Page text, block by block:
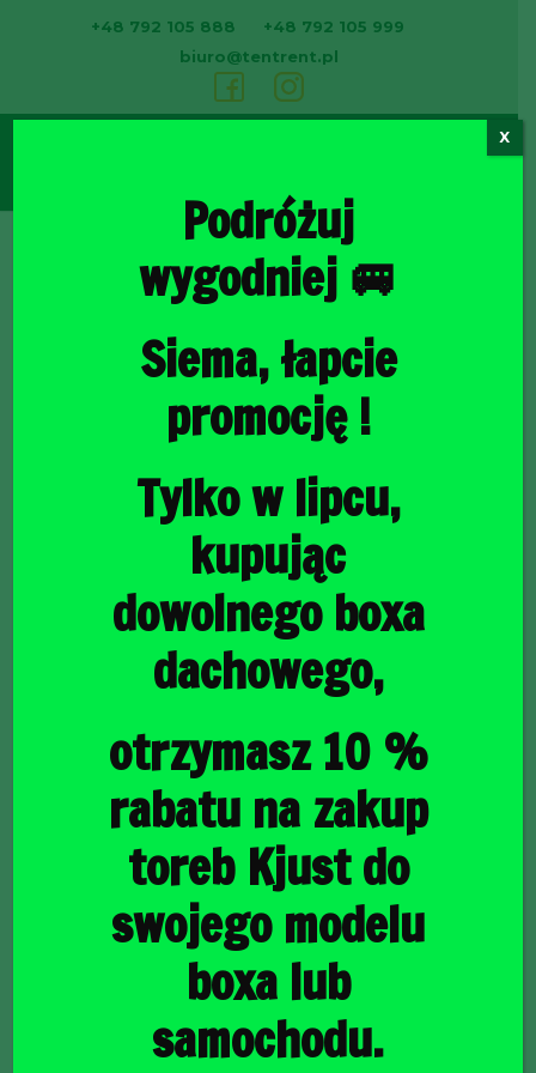
+48 792 105 888
+48 792 105 999
biuro@tentrent.pl
Torby do bagażnika
/ BMW 7 2008-2015 TORBY DO
BAGAŻNIKA 4 SZT
BMW 7 2008-2015
TORBY DO BAGAŻNIKA
4 SZT
1230,00zł
Podróżuj
wygodniej 🚐
Siema, łapcie
promocję !
Tylko w lipcu,
kupując
dowolnego boxa
dachowego,
otrzymasz 10 %
rabatu na zakup
toreb Kjust do
swojego modelu
boxa lub
samochodu.
X